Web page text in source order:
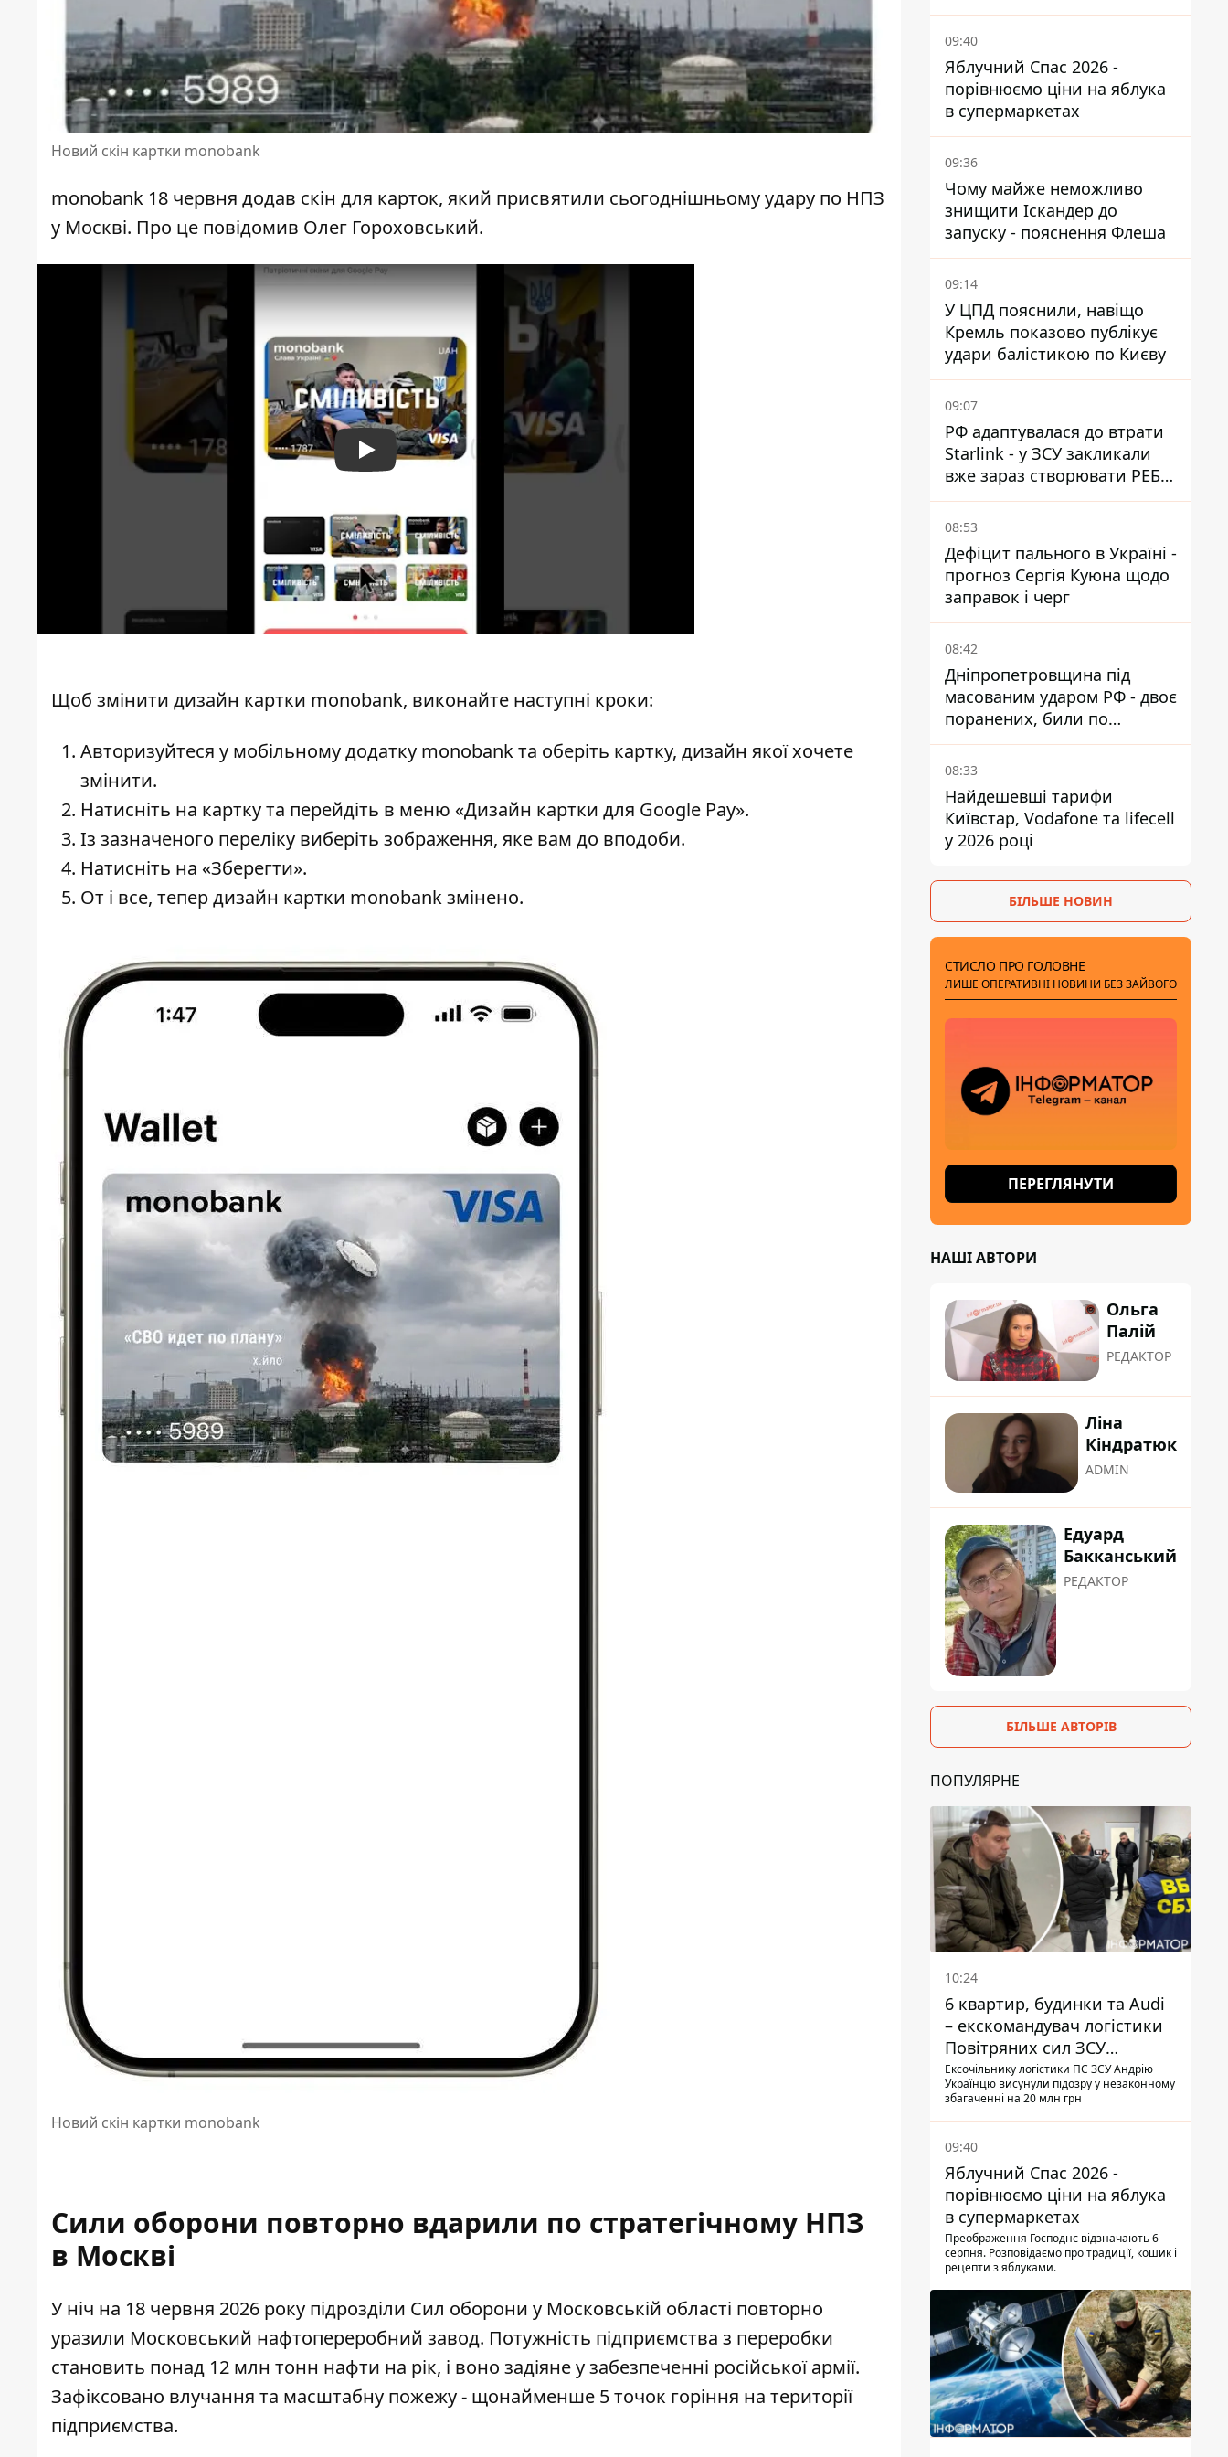
Новий скін картки monobank
monobank 18 червня додав скін для карток, який присвятили сьогоднішньому удару по НПЗ
у Москві. Про це повідомив Олег Гороховський.
Play
Щоб змінити дизайн картки monobank, виконайте наступні кроки:
Авторизуйтеся у мобільному додатку monobank та оберіть картку, дизайн якої хочете
змінити.
Натисніть на картку та перейдіть в меню «Дизайн картки для Google Pay».
Із зазначеного переліку виберіть зображення, яке вам до вподоби.
Натисніть на «Зберегти».
От і все, тепер дизайн картки monobank змінено.
Новий скін картки monobank
Сили оборони повторно вдарили по стратегічному НПЗ
в Москві
У ніч на 18 червня 2026 року підрозділи Сил оборони у Московській області повторно
уразили Московський нафтопереробний завод. Потужність підприємства з переробки
становить понад 12 млн тонн нафти на рік, і воно задіяне у забезпеченні російської армії.
Зафіксовано влучання та масштабну пожежу - щонайменше 5 точок горіння на території
підприємства.
переповненому пляжі
09:40
Яблучний Спас 2026 -
порівнюємо ціни на яблука
в супермаркетах
09:36
Чому майже неможливо
знищити Іскандер до
запуску - пояснення Флеша
09:14
У ЦПД пояснили, навіщо
Кремль показово публікує
удари балістикою по Києву
09:07
РФ адаптувалася до втрати
Starlink - у ЗСУ закликали
вже зараз створювати РЕБ
проти нової загрози
08:53
Дефіцит пального в Україні -
прогноз Сергія Куюна щодо
заправок і черг
08:42
Дніпропетровщина під
масованим ударом РФ - двоє
поранених, били по
Нікопольщині та
Синельниківщині
08:33
Найдешевші тарифи
Київстар, Vodafone та lifecell
у 2026 році
БІЛЬШЕ НОВИН
СТИСЛО ПРО ГОЛОВНЕ
ЛИШЕ ОПЕРАТИВНІ НОВИНИ БЕЗ ЗАЙВОГО
ПЕРЕГЛЯНУТИ
НАШІ АВТОРИ
Ольга
Палій
РЕДАКТОР
Ліна
Кіндратюк
ADMIN
Едуард
Бакканський
РЕДАКТОР
БІЛЬШЕ АВТОРІВ
ПОПУЛЯРНЕ
10:24
6 квартир, будинки та Audi
– екскомандувач логістики
Повітряних сил ЗСУ
отримав нову підозру
Ексочільнику логістики ПС ЗСУ Андрію
Українцю висунули підозру у незаконному
збагаченні на 20 млн грн
09:40
Яблучний Спас 2026 -
порівнюємо ціни на яблука
в супермаркетах
Преображення Господнє відзначають 6
серпня. Розповідаємо про традиції, кошик і
рецепти з яблуками.